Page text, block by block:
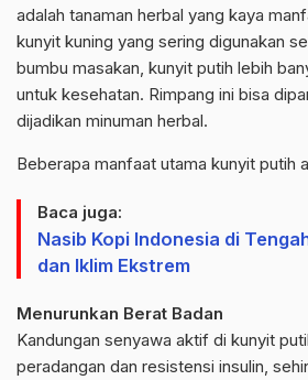
adalah tanaman herbal yang kaya
kunyit kuning yang sering digunakan
bumbu masakan, kunyit putih lebih
untuk kesehatan. Rimpang ini bisa
dijadikan minuman herbal.
Beberapa manfaat utama kunyit putih
Baca juga:
Nasib Kopi Indonesia di
dan Iklim Ekstrem
Menurunkan Berat Badan
Kandungan senyawa aktif di kunyit
peradangan dan resistensi insulin,